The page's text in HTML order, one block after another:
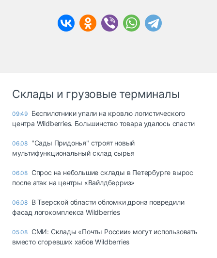
Склады и грузовые терминалы
09:49 Беспилотники упали на кровлю логистического
центра Wildberries. Большинство товара удалось спасти
06.08 "Сады Придонья" строят новый
мультифункциональный склад сырья
06.08 Спрос на небольшие склады в Петербурге вырос
после атак на центры «Вайлдберриз»
06.08 В Тверской области обломки дрона повредили
фасад логокомплекса Wildberries
05.08 СМИ: Склады «Почты России» могут использовать
вместо сгоревших хабов Wildberries